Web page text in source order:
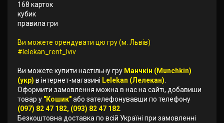
168 карток
кубик
правила гри
Ви можете орендувати цю гру (м. Львів)
#lelekan_rent_lviv
Ви можете купити настільну гру Манчкін (Munchkin)
(укр) в інтернет-магазині Lelekan (Лелекан)
Оформити замовлення можна в нас на сайті, добавиши
товар у "Кошик"або зателефонувавши по телефону
(097) 82 47 182, (093) 82 47 182
Безкоштовна доставка по всій Україні при замовленні